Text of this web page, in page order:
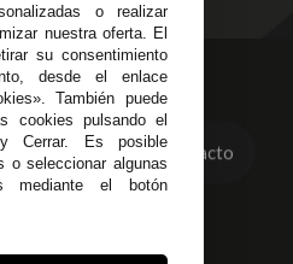
23 31 98
Whatsapp
43/955 44 45 44
Plaza de Toros,
Contacto
o realizar
nuestra oferta. El
su consentimiento
desde el enlace
También puede
cookies pulsando el
Cerrar. Es posible
o seleccionar algunas
mediante el botón